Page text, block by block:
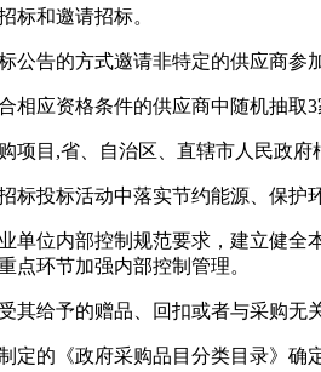
和邀请招标。
告的方式邀请非特定的供应商参加
应资格条件的供应商中随机抽取3
,省、自治区、直辖市人民政府
标活动中落实节约能源、保护环
内部控制规范要求，建立健全本
点环节加强内部控制管理。
给予的赠品、回扣或者与采购无关
《政府采购品目分类目录》确定